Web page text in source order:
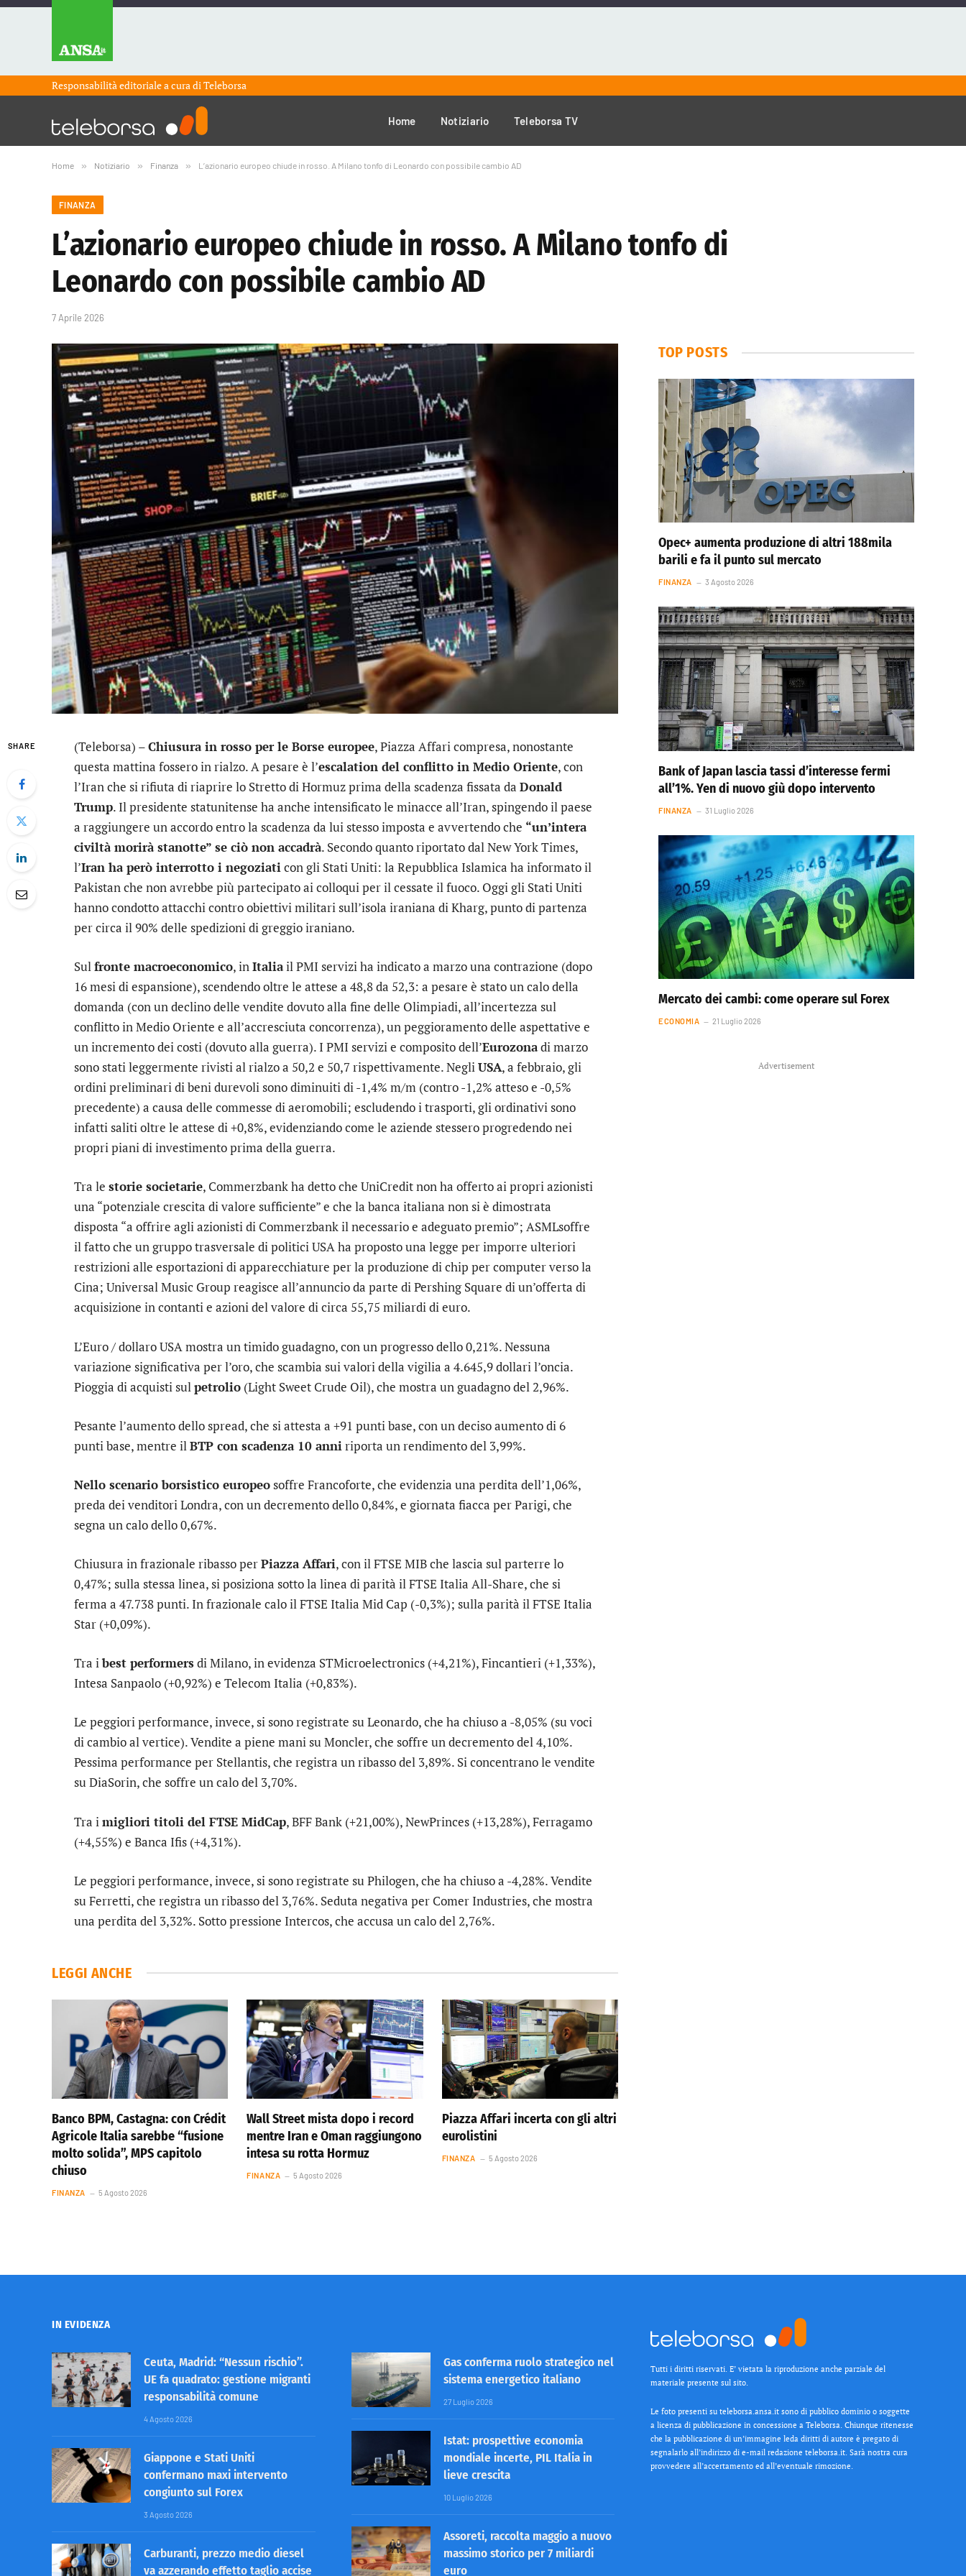
Responsabilità editoriale a cura diTeleborsa
Home Notiziario Teleborsa TV
Home » Notiziario » Finanza » L’azionario europeo chiude in rosso. A Milano tonfo di Leonardo con possibile cambio AD
FINANZA
L’azionario europeo chiude in rosso. A Milano tonfo di
Leonardo con possibile cambio AD
7 Aprile 2026
SHARE (Teleborsa) –Chiusura in rosso per le Borse europee, Piazza Affari compresa, nonostante
questa mattina fossero in rialzo. A pesare è l’escalation del conflitto in Medio Oriente, con
l’Iran che si rifiuta di riaprire lo Stretto di Hormuz prima della scadenza fissata da Donald
Trump. Il presidente statunitense ha anche intensificato le minacce all’Iran, spingendo il paese
a raggiungere un accordo entro la scadenza da lui stesso imposta e avvertendo che “un’intera
civiltà morirà stanotte” se ciò non accadrà. Secondo quanto riportato dal New York Times,
l’Iran ha però interrotto i negoziaticon gli Stati Uniti: la Repubblica Islamica ha informato il
Pakistan che non avrebbe più partecipato ai colloqui per il cessate il fuoco. Oggi gli Stati Uniti
hanno condotto attacchi contro obiettivi militari sull’isola iraniana di Kharg, punto di partenza
per circa il 90% delle spedizioni di greggio iraniano.
Sulfronte macroeconomico, inItaliail PMI servizi ha indicato a marzo una contrazione (dopo
16 mesi di espansione), scendendo oltre le attese a 48,8 da 52,3: a pesare è stato un calo della
domanda (con un declino delle vendite dovuto alla fine delle Olimpiadi, all’incertezza sul
conflitto in Medio Oriente e all’accresciuta concorrenza), un peggioramento delle aspettative e
un incremento dei costi (dovuto alla guerra). I PMI servizi e composito dell’Eurozonadi marzo
sono stati leggermente rivisti al rialzo a 50,2 e 50,7 rispettivamente. NegliUSA, a febbraio, gli
ordini preliminari di beni durevoli sono diminuiti di -1,4% m/m (contro -1,2% atteso e -0,5%
precedente) a causa delle commesse di aeromobili; escludendo i trasporti, gli ordinativi sono
infatti saliti oltre le attese di +0,8%, evidenziando come le aziende stessero progredendo nei
propri piani di investimento prima della guerra.
Tra le storie societarie, Commerzbankha detto che UniCreditnon ha offerto ai propri azionisti
una “potenziale crescita di valore sufficiente” e che la banca italiana non si è dimostrata
disposta “a offrire agli azionisti di Commerzbank il necessario e adeguato premio”; ASMLsoffre
il fatto che un gruppo trasversale di politici USA ha proposto una legge per imporre ulteriori
restrizioni alle esportazioni di apparecchiature per la produzione di chip per computer verso la
Cina; Universal Music Group reagisce all’annuncio da parte diPershing Square di un’offerta di
acquisizione in contanti e azioni del valore di circa 55,75 miliardi di euro.
L’Euro / dollaro USA mostra un timido guadagno, con un progresso dello 0,21%. Nessuna
variazione significativa per l’oro, che scambia sui valori della vigilia a 4.645,9 dollari l’oncia.
Pioggia di acquisti sul petrolio (Light Sweet Crude Oil), che mostra un guadagno del 2,96%.
Pesante l’aumento dellospread, che si attesta a +91 punti base, con un deciso aumento di 6
punti base, mentre ilBTP con scadenza 10 anniriporta un rendimento del 3,99%.
Nello scenario borsistico europeosoffre Francoforte, che evidenzia una perdita dell’1,06%,
preda dei venditoriLondra, con un decremento dello 0,84%, e giornata fiacca perParigi, che
segna un calo dello 0,67%.
Chiusura in frazionale ribasso perPiazza Affari, con ilFTSE MIBche lascia sul parterre lo
0,47%; sulla stessa linea, si posiziona sotto la linea di parità ilFTSE Italia All-Share, che si
ferma a 47.738 punti. In frazionale calo ilFTSE Italia Mid Cap (-0,3%); sulla parità ilFTSE Italia
Star (+0,09%).
Tra ibest performersdi Milano, in evidenza STMicroelectronics (+4,21%),Fincantieri (+1,33%),
Intesa Sanpaolo (+0,92%) e Telecom Italia (+0,83%).
Le peggiori performance, invece, si sono registrate suLeonardo, che ha chiuso a -8,05% (su voci
di cambio al vertice). Vendite a piene mani suMoncler, che soffre un decremento del 4,10%.
Pessima performance per Stellantis, che registra un ribasso del 3,89%. Si concentrano le vendite
suDiaSorin, che soffre un calo del 3,70%.
Tra i migliori titoli del FTSE MidCap,BFF Bank (+21,00%),NewPrinces (+13,28%),Ferragamo
(+4,55%) e Banca Ifis (+4,31%).
Le peggiori performance, invece, si sono registrate suPhilogen, che ha chiuso a -4,28%. Vendite
suFerretti, che registra un ribasso del 3,76%. Seduta negativa per Comer Industries, che mostra
una perdita del 3,32%. Sotto pressione Intercos, che accusa un calo del 2,76%.
LEGGI ANCHE
Banco BPM, Castagna: con Crédit
Agricole Italia sarebbe “fusione
molto solida”, MPS capitolo
chiuso
FINANZA 5 Agosto 2026
Wall Street mista dopo i record
mentre Iran e Oman raggiungono
intesa su rotta Hormuz
FINANZA 5 Agosto 2026
Piazza Affari incerta con gli altri
eurolistini
FINANZA 5 Agosto 2026
TOP POSTS
Opec+ aumenta produzione di altri 188mila
barili e fa il punto sul mercato
FINANZA 3 Agosto 2026
Bank of Japan lascia tassi d’interesse fermi
all’1%. Yen di nuovo giù dopo intervento
FINANZA 31 Luglio 2026
Mercato dei cambi: come operare sul Forex
ECONOMIA 21 Luglio 2026
Advertisement
IN EVIDENZA
Ceuta, Madrid: “Nessun rischio”.
UE fa quadrato: gestione migranti
responsabilità comune
4 Agosto 2026
Giappone e Stati Uniti
confermano maxi intervento
congiunto sul Forex
3 Agosto 2026
Carburanti, prezzo medio diesel
va azzerando effetto taglio accise
Gas conferma ruolo strategico nel
sistema energetico italiano
27 Luglio 2026
Istat: prospettive economia
mondiale incerte, PIL Italia in
lieve crescita
10 Luglio 2026
Assoreti, raccolta maggio a nuovo
massimo storico per 7 miliardi
euro
Tutti i diritti riservati. E’ vietata la riproduzione anche parziale del
materiale presente sul sito.
Le foto presenti su teleborsa.ansa.it sono di pubblico dominio o soggette
a licenza di pubblicazione in concessione a Teleborsa. Chiunque ritenesse
che la pubblicazione di un’immagine leda diritti di autore è pregato di
segnalarlo all’indirizzo di e-mail redazione teleborsa.it. Sarà nostra cura
provvedere all’accertamento ed all’eventuale rimozione.